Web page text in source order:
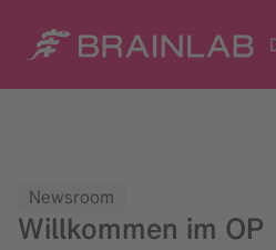
Newsroom
Willkommen im OP